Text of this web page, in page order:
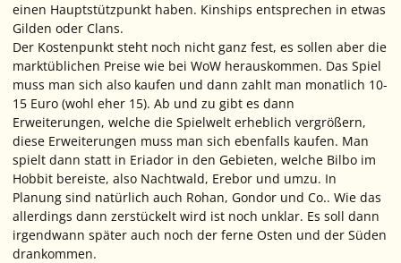
einen Hauptstützpunkt haben. Kinships entsprechen in etwas
Gilden oder Clans.
Der Kostenpunkt steht noch nicht ganz fest, es sollen aber die
marktüblichen Preise wie bei WoW herauskommen. Das Spiel
muss man sich also kaufen und dann zahlt man monatlich 10-
15 Euro (wohl eher 15). Ab und zu gibt es dann
Erweiterungen, welche die Spielwelt erheblich vergrößern,
diese Erweiterungen muss man sich ebenfalls kaufen. Man
spielt dann statt in Eriador in den Gebieten, welche Bilbo im
Hobbit bereiste, also Nachtwald, Erebor und umzu. In
Planung sind natürlich auch Rohan, Gondor und Co.. Wie das
allerdings dann zerstückelt wird ist noch unklar. Es soll dann
irgendwann später auch noch der ferne Osten und der Süden
drankommen.